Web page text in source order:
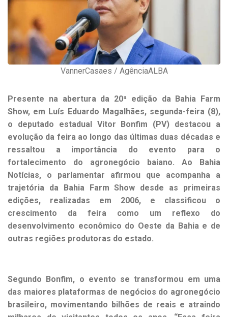
VannerCasaes / AgênciaALBA
Presente na abertura da 20ª edição da Bahia Farm
Show, em Luís Eduardo Magalhães, segunda-feira (8),
o deputado estadual Vitor Bonfim (PV) destacou a
evolução da feira ao longo das últimas duas décadas e
ressaltou a importância do evento para o
fortalecimento do agronegócio baiano. Ao Bahia
Notícias, o parlamentar afirmou que acompanha a
trajetória da Bahia Farm Show desde as primeiras
edições, realizadas em 2006, e classificou o
crescimento da feira como um reflexo do
desenvolvimento econômico do Oeste da Bahia e de
outras regiões produtoras do estado.
Segundo Bonfim, o evento se transformou em uma
das maiores plataformas de negócios do agronegócio
brasileiro, movimentando bilhões de reais e atraindo